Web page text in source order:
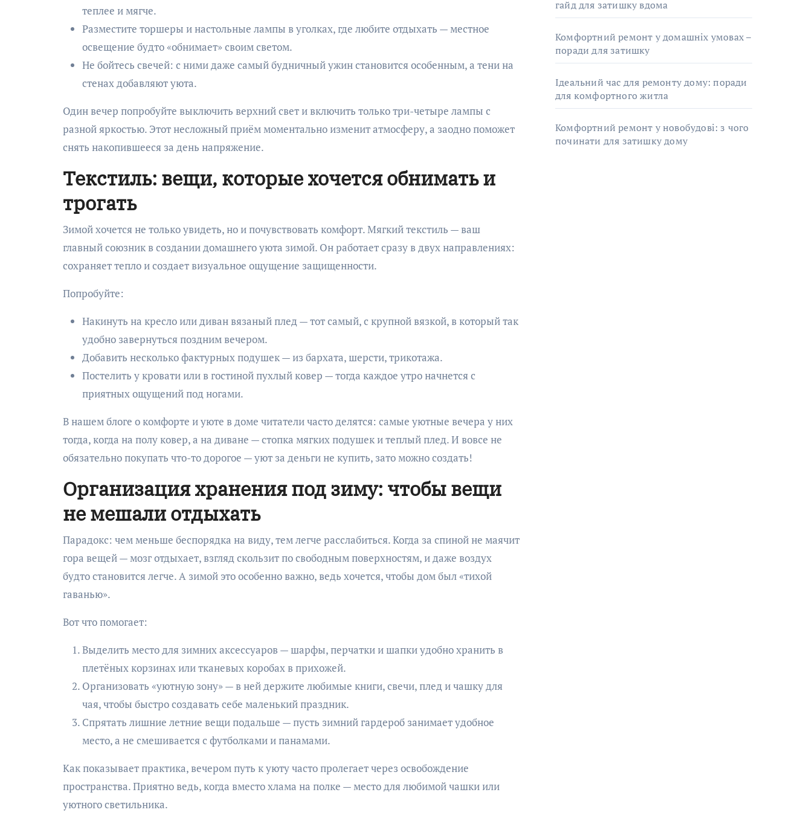
теплее и мягче.
Разместите торшеры и настольные лампы в уголках, где любите отдыхать — местное
освещение будто «обнимает» своим светом.
Не бойтесь свечей: с ними даже самый будничный ужин становится особенным, а тени на
стенах добавляют уюта.
Один вечер попробуйте выключить верхний свет и включить только три-четыре лампы с
разной яркостью. Этот несложный приём моментально изменит атмосферу, а заодно поможет
снять накопившееся за день напряжение.
Текстиль: вещи, которые хочется обнимать и
трогать
Зимой хочется не только увидеть, но и почувствовать комфорт. Мягкий текстиль — ваш
главный союзник в создании домашнего уюта зимой. Он работает сразу в двух направлениях:
сохраняет тепло и создает визуальное ощущение защищенности.
Попробуйте:
Накинуть на кресло или диван вязаный плед — тот самый, с крупной вязкой, в который так
удобно завернуться поздним вечером.
Добавить несколько фактурных подушек — из бархата, шерсти, трикотажа.
Постелить у кровати или в гостиной пухлый ковер — тогда каждое утро начнется с
приятных ощущений под ногами.
В нашем блоге о комфорте и уюте в доме читатели часто делятся: самые уютные вечера у них
тогда, когда на полу ковер, а на диване — стопка мягких подушек и теплый плед. И вовсе не
обязательно покупать что-то дорогое — уют за деньги не купить, зато можно создать!
Организация хранения под зиму: чтобы вещи
не мешали отдыхать
Парадокс: чем меньше беспорядка на виду, тем легче расслабиться. Когда за спиной не маячит
гора вещей — мозг отдыхает, взгляд скользит по свободным поверхностям, и даже воздух
будто становится легче. А зимой это особенно важно, ведь хочется, чтобы дом был «тихой
гаванью».
Вот что помогает:
Выделить место для зимних аксессуаров — шарфы, перчатки и шапки удобно хранить в
плетёных корзинах или тканевых коробах в прихожей.
Организовать «уютную зону» — в ней держите любимые книги, свечи, плед и чашку для
чая, чтобы быстро создавать себе маленький праздник.
Спрятать лишние летние вещи подальше — пусть зимний гардероб занимает удобное
место, а не смешивается с футболками и панамами.
Как показывает практика, вечером путь к уюту часто пролегает через освобождение
пространства. Приятно ведь, когда вместо хлама на полке — место для любимой чашки или
уютного светильника.
гайд для затишку вдома
Комфортний ремонт у домашніх умовах –
поради для затишку
Ідеальний час для ремонту дому: поради
для комфортного житла
Комфортний ремонт у новобудові: з чого
починати для затишку дому